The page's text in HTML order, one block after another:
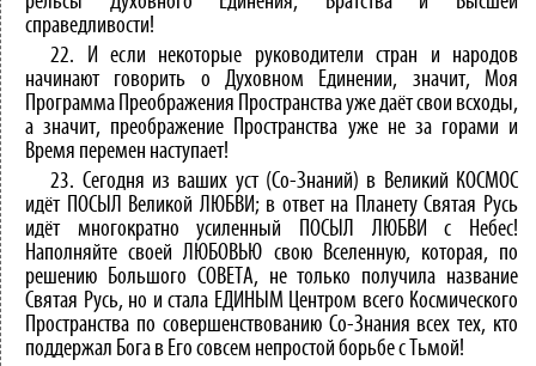
справедливости!
22. И если некоторые руководители стран и народов
начинают говорить о Духовном Единении, значит, Моя
Программа Преображения Пространства уже даёт свои всходы,
а значит, преображение Пространства уже не за горами и
Время перемен наступает!
23. Сегодня из ваших уст (Со-Знаний) в Великий КОСМОС
идёт ПОСЫЛ Великой ЛЮБВИ; в ответ на Планету Святая Русь
идёт многократно усиленный ПОСЫЛ ЛЮБВИ с Небес!
Наполняйте своей ЛЮБОВЬЮ свою Вселенную, которая, по
решению Большого СОВЕТА, не только получила название
Святая Русь, но и стала ЕДИНЫМ Центром всего Космического
Пространства по совершенствованию Со-Знания всех тех, кто
поддержал Бога в Его совсем непростой борьбе с Тьмой!